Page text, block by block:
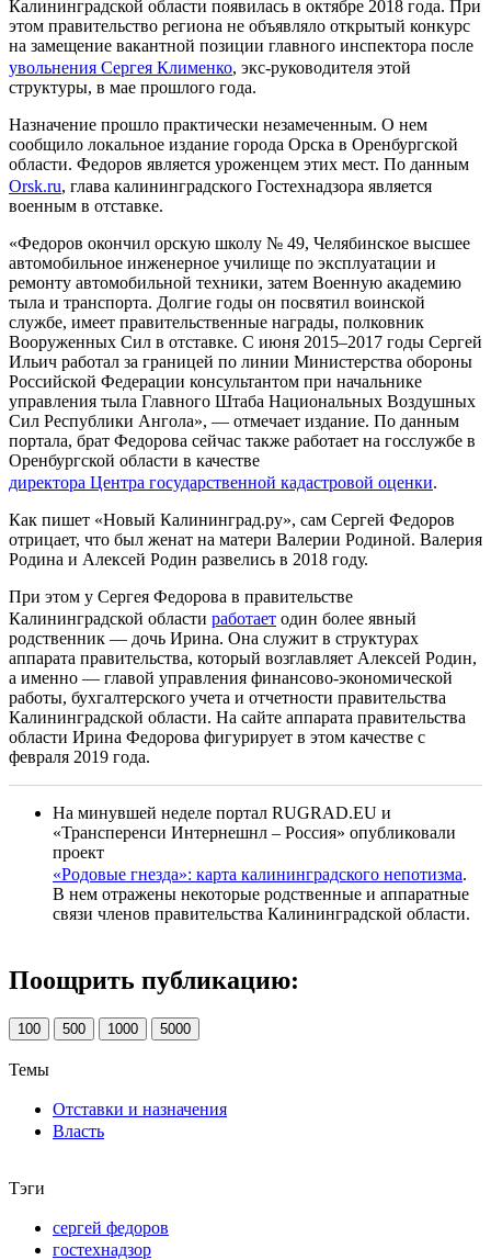
Калининградской области появилась в октябре 2018 года. При
этом правительство региона не объявляло открытый конкурс
на замещение вакантной позиции главного инспектора после
увольнения Сергея Клименко, экс-руководителя этой
структуры, в мае прошлого года.
Назначение прошло практически незамеченным. О нем
сообщило локальное издание города Орска в Оренбургской
области. Федоров является уроженцем этих мест. По данным
Orsk.ru, глава калининградского Гостехнадзора является
военным в отставке.
«Федоров окончил орскую школу № 49, Челябинское высшее
автомобильное инженерное училище по эксплуатации и
ремонту автомобильной техники, затем Военную академию
тыла и транспорта. Долгие годы он посвятил воинской
службе, имеет правительственные награды, полковник
Вооруженных Сил в отставке. С июня 2015–2017 годы Сергей
Ильич работал за границей по линии Министерства обороны
Российской Федерации консультантом при начальнике
управления тыла Главного Штаба Национальных Воздушных
Сил Республики Ангола», — отмечает издание. По данным
портала, брат Федорова сейчас также работает на госслужбе в
Оренбургской области в качестве
директора Центра государственной кадастровой оценки.
Как пишет «Новый Калининград.ру», сам Сергей Федоров
отрицает, что был женат на матери Валерии Родиной. Валерия
Родина и Алексей Родин развелись в 2018 году.
При этом у Сергея Федорова в правительстве
Калининградской области работает один более явный
родственник — дочь Ирина. Она служит в структурах
аппарата правительства, который возглавляет Алексей Родин,
а именно — главой управления финансово-экономической
работы, бухгалтерского учета и отчетности правительства
Калининградской области. На сайте аппарата правительства
области Ирина Федорова фигурирует в этом качестве с
февраля 2019 года.
На минувшей неделе портал RUGRAD.EU и
«Трансперенси Интернешнл – Россия» опубликовали
проект
«Родовые гнезда»: карта калининградского непотизма.
В нем отражены некоторые родственные и аппаратные
связи членов правительства Калининградской области.
Поощрить публикацию:
100 500 1000 5000
Темы
Отставки и назначения
Власть
Тэги
сергей федоров
гостехнадзор